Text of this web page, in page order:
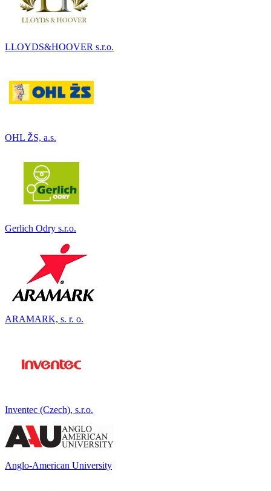
LLOYDS&HOOVER s.r.o.
OHL ŽS, a.s.
Gerlich Odry s.r.o.
ARAMARK, s. r. o.
Inventec (Czech), s.r.o.
Anglo-American University